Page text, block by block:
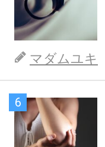
マダムユキ
6